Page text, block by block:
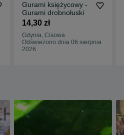
Gurami księżycowy -
Gurami drobnołuski
14,30 zł
Gdynia, Cisowa
Odświeżono dnia 06 sierpnia
2026